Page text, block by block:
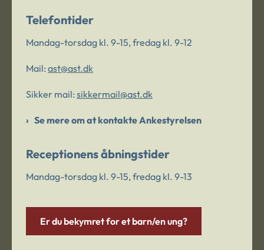
Telefontider
Mandag-torsdag kl. 9-15, fredag kl. 9-12
Mail: ast@ast.dk
Sikker mail: sikkermail@ast.dk
Se mere om at kontakte Ankestyrelsen
Receptionens åbningstider
Mandag-torsdag kl. 9-15, fredag kl. 9-13
Er du bekymret for et barn/en ung?